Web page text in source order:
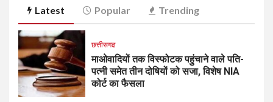
Latest Popular Trending
छत्तीसगढ
माओवादियों तक विस्फोटक पहुंचाने वाले पति-
पत्नी समेत तीन दोषियों को सजा, विशेष NIA
कोर्ट का फैसला